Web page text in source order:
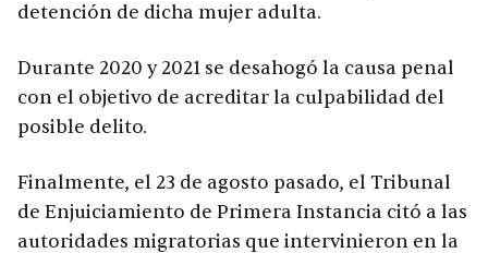
detención de dicha mujer adulta.
Durante 2020 y 2021 se desahogó la causa penal
con el objetivo de acreditar la culpabilidad del
posible delito.
Finalmente, el 23 de agosto pasado, el Tribunal
de Enjuiciamiento de Primera Instancia citó a las
autoridades migratorias que intervinieron en la